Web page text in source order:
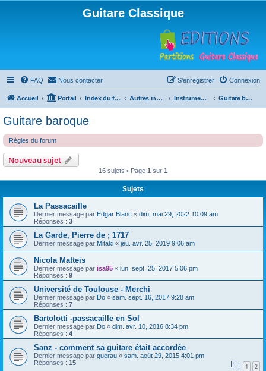
Guitare Classique
FAQ Nous contacter Connexion
S’enregistrer
Accueil Portail Index du forum Autres instruments à cordes pincées, ou styles Instruments anciens Guitare baroque
Guitare baroque
Règles du forum
Nouveau sujet
16 sujets • Page 1 sur 1
Sujets
La Passacaille
Dernier message par Edgar Blanc « dim. mai 29, 2022 10:09 am
Réponses : 3
La Garde, Pierre de ; 1717
Dernier message par Mitaki « jeu. avr. 25, 2019 9:06 am
Nicola Matteis
Dernier message par isa95 « lun. sept. 25, 2017 5:06 pm
Réponses : 9
Université de Toulouse - Merchi
Dernier message par Do « sam. sept. 16, 2017 9:28 am
Réponses : 7
Bartolotti -passacaille en Sol
Dernier message par Do « dim. avr. 10, 2016 8:34 pm
Réponses : 4
Sanz - comment sa guitare était accordée
Dernier message par guerau « sam. août 29, 2015 4:01 pm
Réponses : 15 1 2